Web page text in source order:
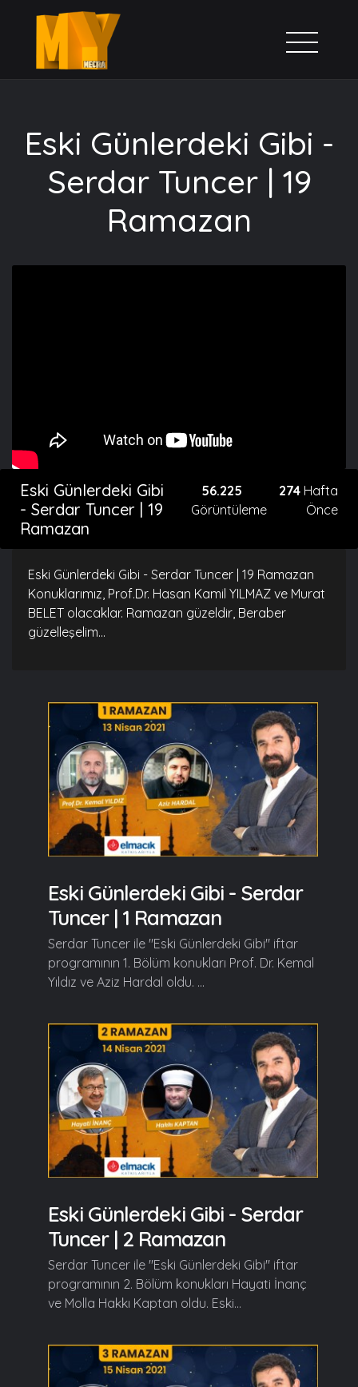
Eski Günlerdeki Gibi -
Serdar Tuncer | 19
Ramazan
Eski Günlerdeki Gibi
- Serdar Tuncer | 19
Ramazan
56.225
Görüntüleme
274 Hafta
Önce
Eski Günlerdeki Gibi - Serdar Tuncer | 19 Ramazan
Konuklarımız, Prof.Dr. Hasan Kamil YILMAZ ve Murat
BELET olacaklar. Ramazan güzeldir, Beraber
güzelleşelim...
Eski Günlerdeki Gibi - Serdar
Tuncer | 1 Ramazan
Serdar Tuncer ile "Eski Günlerdeki Gibi" iftar
programının 1. Bölüm konukları Prof. Dr. Kemal
Yıldız ve Aziz Hardal oldu. ...
Eski Günlerdeki Gibi - Serdar
Tuncer | 2 Ramazan
Serdar Tuncer ile "Eski Günlerdeki Gibi" iftar
programının 2. Bölüm konukları Hayati İnanç
ve Molla Hakkı Kaptan oldu. Eski...